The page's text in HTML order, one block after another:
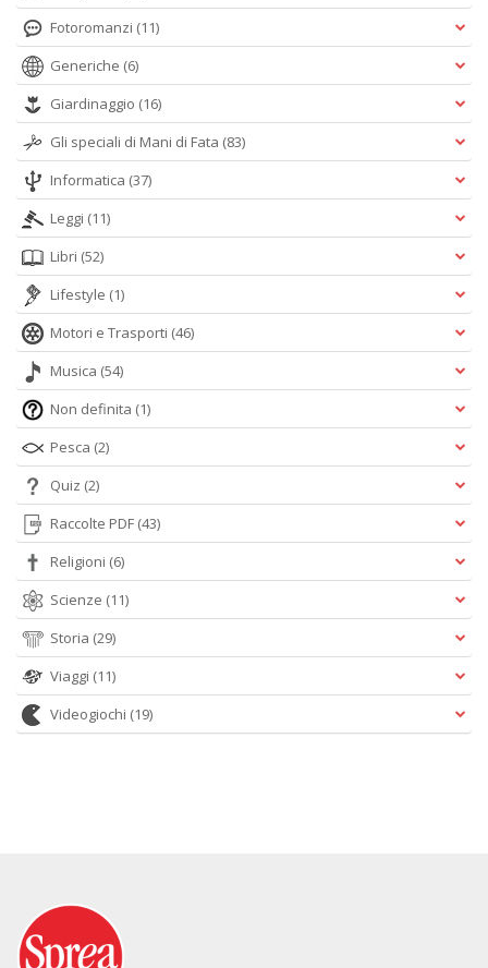
Fotoromanzi (11)
Generiche (6)
Giardinaggio (16)
Gli speciali di Mani di Fata (83)
Informatica (37)
Leggi (11)
Libri (52)
Lifestyle (1)
Motori e Trasporti (46)
Musica (54)
Non definita (1)
Pesca (2)
Quiz (2)
Raccolte PDF (43)
Religioni (6)
Scienze (11)
Storia (29)
Viaggi (11)
Videogiochi (19)